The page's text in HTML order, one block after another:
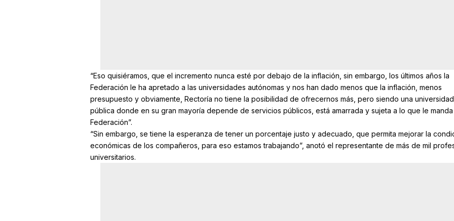
“Eso quisiéramos, que el incremento nunca esté por debajo de la inflación, sin embargo, los últimos años la
Federación le ha apretado a las universidades autónomas y nos han dado menos que la inflación, menos
presupuesto y obviamente, Rectoría no tiene la posibilidad de ofrecernos más, pero siendo una universidad
pública donde en su gran mayoría depende de servicios públicos, está amarrada y sujeta a lo que le manda
Federación”.
“Sin embargo, se tiene la esperanza de tener un porcentaje justo y adecuado, que permita mejorar la
económicas de los compañeros, para eso estamos trabajando”, anotó el representante de más de mil
universitarios.